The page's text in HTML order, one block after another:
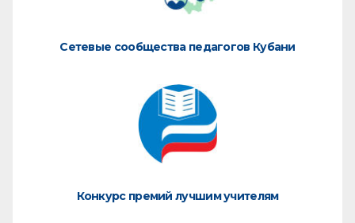
Сетевые сообщества педагогов Кубани
Конкурс премий лучшим учителям